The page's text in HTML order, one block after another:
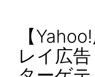
【
レイ広告